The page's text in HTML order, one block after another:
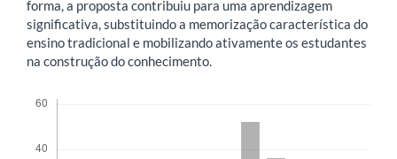
forma, a proposta contribuiu para uma aprendizagem
significativa, substituindo a memorização característica do
ensino tradicional e mobilizando ativamente os estudantes
na construção do conhecimento.